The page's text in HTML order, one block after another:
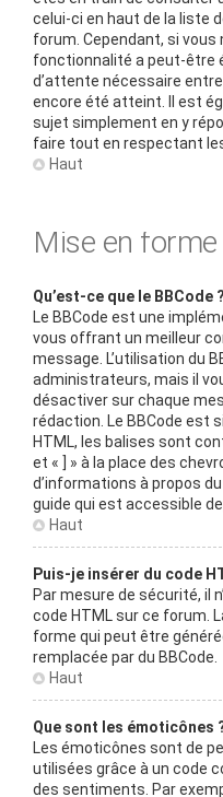
celui-ci en haut de la liste
forum. Cependant, si
fonctionnalité a peut-être
d’attente nécessaire
encore été atteint. Il est
sujet simplement en y
faire tout en respectant
Haut
Mise en
Qu’est-ce que le BBCode ?
Le BBCode est une
vous offrant un meilleur
message. L’utilisation du
administrateurs, mais il
désactiver sur chaque
rédaction. Le BBCode est
HTML, les balises sont
et « ] » à la place des
d’informations à propos
guide qui est accessible
Haut
Puis-je insérer du code
Par mesure de sécurité, il
code HTML sur ce forum.
forme qui peut être
remplacée par du BBCode.
Haut
Que sont les émoticônes
Les émoticônes sont de
utilisées grâce à un code
des sentiments. Par